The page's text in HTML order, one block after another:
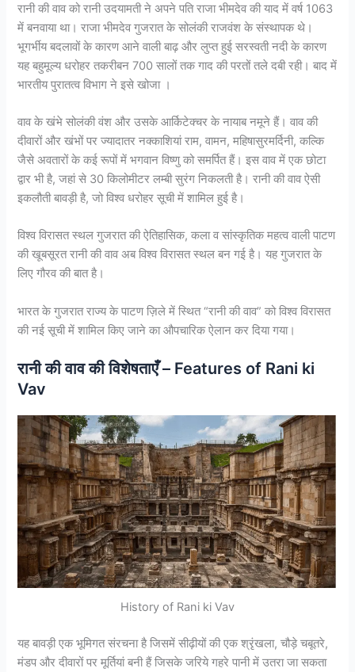
रानी की वाव को रानी उदयामती ने अपने पति राजा भीमदेव की याद में वर्ष 1063
में बनवाया था। राजा भीमदेव गुजरात के सोलंकी राजवंश के संस्थापक थे।
भूगर्भीय बदलावों के कारण आने वाली बाढ़ और लुप्त हुई सरस्वती नदी के कारण
यह बहुमूल्य धरोहर तकरीबन 700 सालों तक गाद की परतों तले दबी रही। बाद में
भारतीय पुरातत्व विभाग ने इसे खोजा ।
वाव के खंभे सोलंकी वंश और उसके आर्किटेक्चर के नायाब नमूने हैं। वाव की
दीवारों और खंभों पर ज्यादातर नक्काशियां राम, वामन, महिषासुरमर्दिनी, कल्कि
जैसे अवतारों के कई रूपों में भगवान विष्णु को समर्पित हैं। इस वाव में एक छोटा
द्वार भी है, जहां से 30 किलोमीटर लम्बी सुरंग निकलती है। रानी की वाव ऐसी
इकलौती बावड़ी है, जो विश्व धरोहर सूची में शामिल हुई है।
विश्व विरासत स्थल गुजरात की ऐतिहासिक, कला व सांस्कृतिक महत्व वाली पाटण
की खूबसूरत रानी की वाव अब विश्व विरासत स्थल बन गई है। यह गुजरात के
लिए गौरव की बात है।
भारत के गुजरात राज्य के पाटण ज़िले में स्थित “रानी की वाव” को विश्व विरासत
की नई सूची में शामिल किए जाने का औपचारिक ऐलान कर दिया गया।
रानी की वाव की विशेषताएँ – Features of Rani ki
Vav
History of Rani ki Vav
यह बावड़ी एक भूमिगत संरचना है जिसमें सीढ़ीयों की एक श्रृंखला, चौड़े चबूतरे,
मंडप और दीवारों पर मूर्तियां बनी हैं जिसके जरिये गहरे पानी में उतरा जा सकता